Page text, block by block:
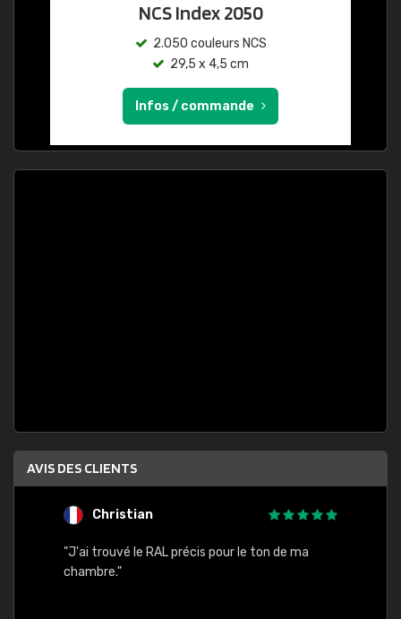
NCS Index 2050
2.050 couleurs NCS
29,5 x 4,5 cm
Infos / commande
AVIS DES CLIENTS
Christian
"J'ai trouvé le RAL précis pour le ton de ma
chambre."